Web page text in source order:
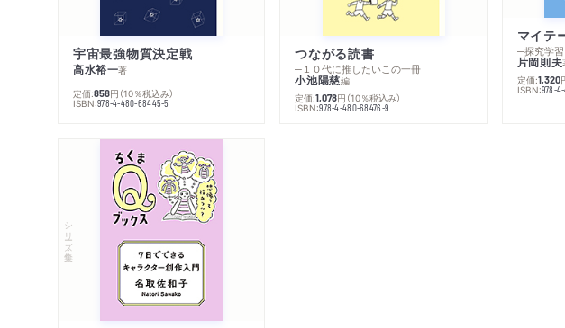
宇宙最強物質決定戦
高水裕一著
定価:858円 （10％税込み）
ISBN:978-4-480-68445-5
つながる読書
─１０代に推したいこの一冊
小池陽慈編
定価:1,078円 （10％税込み）
ISBN:978-4-480-68476-9
マイテ
─探究学
片岡則夫
定価:1,320
ISBN:978-
シリーズ・全集